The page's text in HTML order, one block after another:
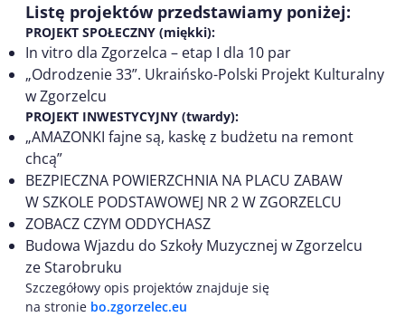
Listę projektów przedstawiamy poniżej:
PROJEKT SPOŁECZNY (miękki):
In vitro dla Zgorzelca – etap I dla 10 par
„Odrodzenie 33”. Ukraińsko-Polski Projekt Kulturalny
w Zgorzelcu
PROJEKT INWESTYCYJNY (twardy):
„AMAZONKI fajne są, kaskę z budżetu na remont
chcą”
BEZPIECZNA POWIERZCHNIA NA PLACU ZABAW
W SZKOLE PODSTAWOWEJ NR 2 W ZGORZELCU
ZOBACZ CZYM ODDYCHASZ
Budowa Wjazdu do Szkoły Muzycznej w Zgorzelcu
ze Starobruku
Szczegółowy opis projektów znajduje się
na stronie bo.zgorzelec.eu